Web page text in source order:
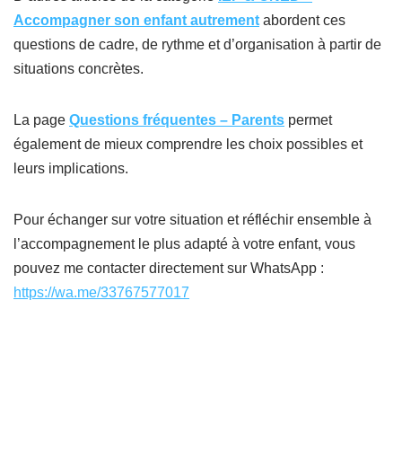
Accompagner son enfant autrement abordent ces
questions de cadre, de rythme et d’organisation à partir de
situations concrètes.
La page Questions fréquentes – Parents permet
également de mieux comprendre les choix possibles et
leurs implications.
Pour échanger sur votre situation et réfléchir ensemble à
l’accompagnement le plus adapté à votre enfant, vous
pouvez me contacter directement sur WhatsApp :
https://wa.me/33767577017